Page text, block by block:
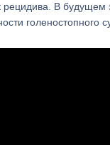
рецидива. В будущем
голеностопного